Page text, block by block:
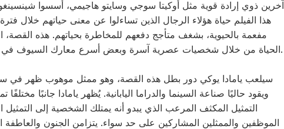
آخرين ذوي إرادة قوية مثل أوكيتا سوجي وسايتو هاجيمي، أسسوا
هذا الفيلم حياة هؤلاء الرجال الذين تساءلوا عن معنى حياتهم خلال
مفعمة بالحيوية، بشغف متأجج دفعهم للمخاطرة بحياتهم. هذه القصة،
الحياة من خلال شخصيات عصرية آسرة وبعض أسرع معارك السيوف في التاريخ. أسطورة شينسينغومي جديدة لا مثيل لها.
سيلعب يامادا يوكي دور بطل هذه القصة، وهو ممثل موهوب ظهر في
ويقود حاليًا صناعة السينما والدراما اليابانية. يُظهر يامادا جانبًا
التمثيل المكثف المرعب الذي يبدو أنه يمتلك الشخصية إلى
الموظفين والممثلين المشاركين على حد سواء. يتزامن الجنون والعاطفة